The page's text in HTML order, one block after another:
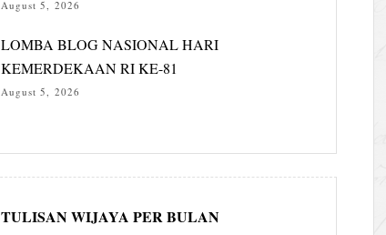
August 5, 2026
LOMBA BLOG NASIONAL HARI
KEMERDEKAAN RI KE-81
August 5, 2026
TULISAN WIJAYA PER BULAN